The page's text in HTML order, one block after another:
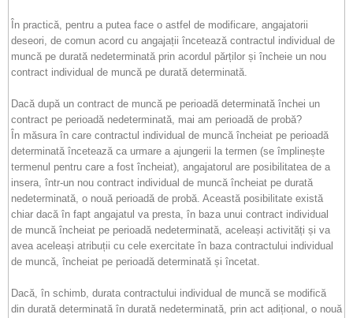
În practică, pentru a putea face o astfel de modificare, angajatorii
deseori, de comun acord cu angajații încetează contractul individual de
muncă pe durată nedeterminată prin acordul părților și încheie un nou
contract individual de muncă pe durată determinată.
Dacă după un contract de muncă pe perioadă determinată închei un
contract pe perioadă nedeterminată, mai am perioadă de probă?
În măsura în care contractul individual de muncă încheiat pe perioadă
determinată încetează ca urmare a ajungerii la termen (se împlinește
termenul pentru care a fost încheiat), angajatorul are posibilitatea de a
insera, într-un nou contract individual de muncă încheiat pe durată
nedeterminată, o nouă perioadă de probă. Această posibilitate există
chiar dacă în fapt angajatul va presta, în baza unui contract individual
de muncă încheiat pe perioadă nedeterminată, aceleași activități și va
avea aceleași atribuții cu cele exercitate în baza contractului individual
de muncă, încheiat pe perioadă determinată și încetat.
Dacă, în schimb, durata contractului individual de muncă se modifică
din durată determinată în durată nedeterminată, prin act adițional, o nouă